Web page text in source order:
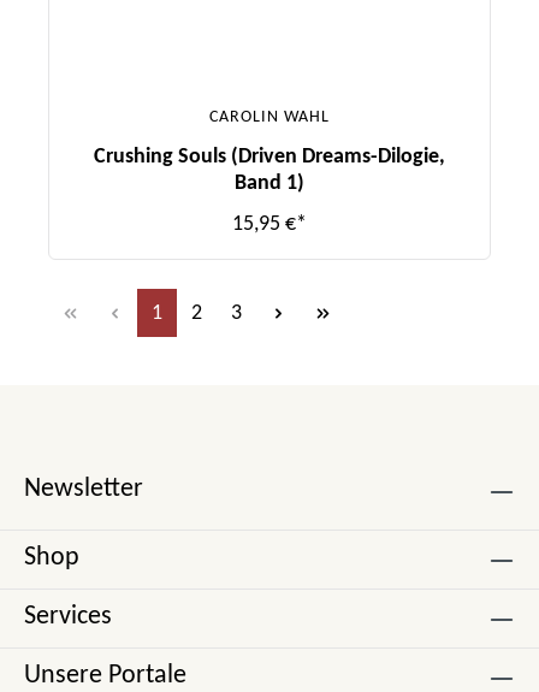
CAROLIN WAHL
Crushing Souls (Driven Dreams-Dilogie,
Band 1)
15,95 €*
Seite
1 Seite
2 Seite
3
Newsletter
Shop
Services
Unsere Portale